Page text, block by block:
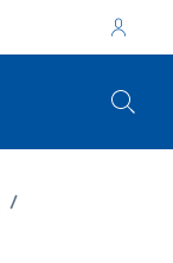
/